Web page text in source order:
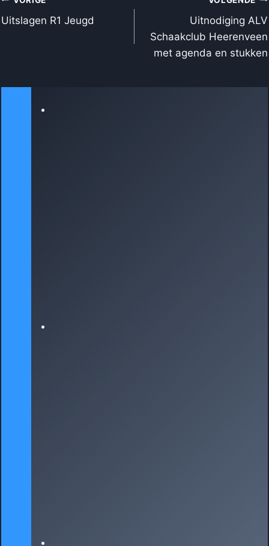
NAVIGATIE
Uitslagen R1 Jeugd
Uitnodiging ALV
Schaakclub Heerenveen
met agenda en stukken